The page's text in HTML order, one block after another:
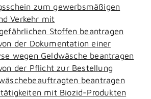
zum gewerbsmäßigen
Verkehr mit
Stoffen beantragen
der Dokumentation einer
wegen Geldwäsche beantragen
der Pflicht zur Bestellung
beantragen
mit Biozid-Produkten